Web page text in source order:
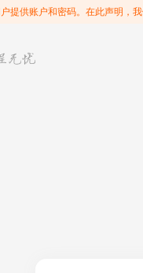
提供账户和密码。在此声明，